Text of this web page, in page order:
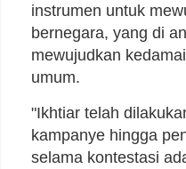
instrumen untuk
bernegara, yang di
mewujudkan
umum.
"Ikhtiar telah
kampanye hingga
selama kontestasi